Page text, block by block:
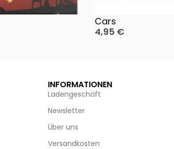
Cars
4,95 €
INFORMATIONEN
Ladengeschäft
Newsletter
Über uns
Versandkosten